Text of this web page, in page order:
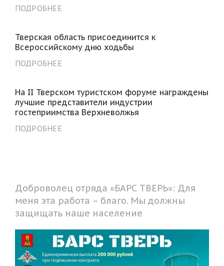
ПОДРОБНЕЕ
Тверская область присоединится к
Всероссийскому дню ходьбы
ПОДРОБНЕЕ
На II Тверском туристском форуме награждены
лучшие представители индустрии
гостеприимства Верхневолжья
ПОДРОБНЕЕ
Доброволец отряда «БАРС ТВЕРЬ»: Для
меня эта работа – благо. Мы должны
защищать наше население